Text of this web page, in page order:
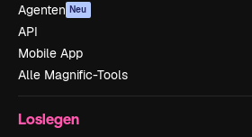
Agenten Neu
API
Mobile App
Alle Magnific-Tools
Loslegen